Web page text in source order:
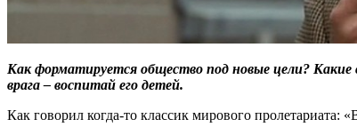
Как форматируется общество под новые цели?
врага – воспитай его детей.
Как говорил когда-то классик мирового